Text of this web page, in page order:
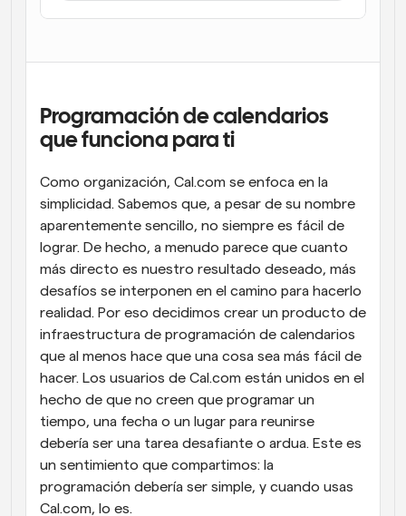
Programación potenciadda con llamadas
impulsadas por IA
Mantente al día con las últimas noticias y
actualizaciones
Reúnete con clientes en minutos
Enlaces de Grupo Dinámico
Reserva reuniones de forma fluida con varias personas
Webhooks
Recibe notificaciones cuando ocurra algo
Programación de calendarios
que funciona para ti
Como organización, Cal.com se enfoca en la
simplicidad. Sabemos que, a pesar de su nombre
aparentemente sencillo, no siempre es fácil de
lograr. De hecho, a menudo parece que cuanto
más directo es nuestro resultado deseado, más
desafíos se interponen en el camino para hacerlo
realidad. Por eso decidimos crear un producto de
infraestructura de programación de calendarios
que al menos hace que una cosa sea más fácil de
hacer. Los usuarios de Cal.com están unidos en el
hecho de que no creen que programar un
tiempo, una fecha o un lugar para reunirse
debería ser una tarea desafiante o ardua. Este es
un sentimiento que compartimos: la
programación debería ser simple, y cuando usas
Cal.com, lo es.